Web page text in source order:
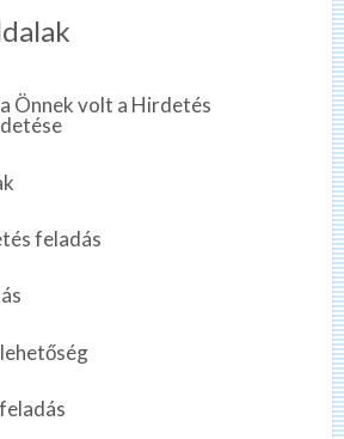
Önnek volt a Hirdetés
feladás